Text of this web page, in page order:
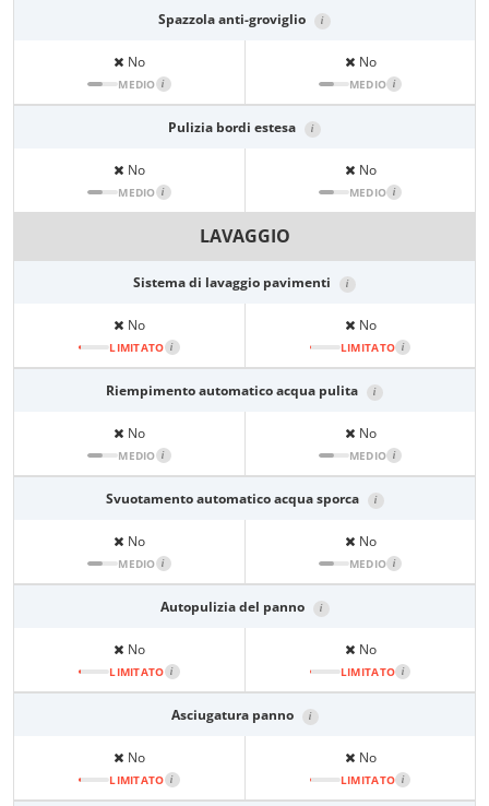
Spazzola anti-groviglio i
No
MEDIO i
No
MEDIO i
Pulizia bordi estesa i
No
MEDIO i
No
MEDIO i
LAVAGGIO
Sistema di lavaggio pavimenti i
No
LIMITATO i
No
LIMITATO i
Riempimento automatico acqua pulita i
No
MEDIO i
No
MEDIO i
Svuotamento automatico acqua sporca i
No
MEDIO i
No
MEDIO i
Autopulizia del panno i
No
LIMITATO i
No
LIMITATO i
Asciugatura panno i
No
LIMITATO i
No
LIMITATO i